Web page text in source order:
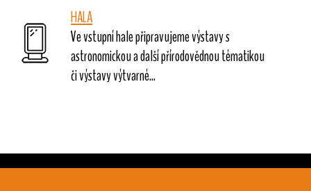
HALA
Ve vstupní hale připravujeme výstavy s
astronomickou a další přírodovědnou tématikou
či výstavy výtvarné...